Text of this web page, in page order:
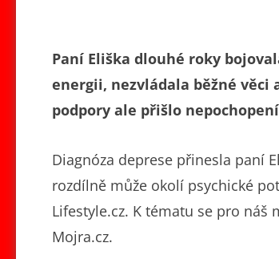
Paní Eliška dlouhé roky
energii, nezvládala běžné věci
podpory ale přišlo
Diagnóza deprese přinesla paní
rozdílně může okolí psychické
Lifestyle.cz. K tématu se pro
Mojra.cz.